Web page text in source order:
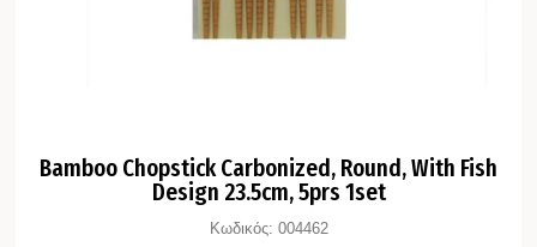
Bamboo Chopstick Carbonized, Round, With Fish
Design 23.5cm, 5prs 1set
Κωδικός: 004462